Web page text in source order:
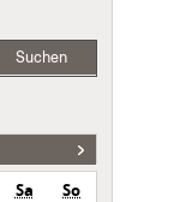
Suchen
Sa
So